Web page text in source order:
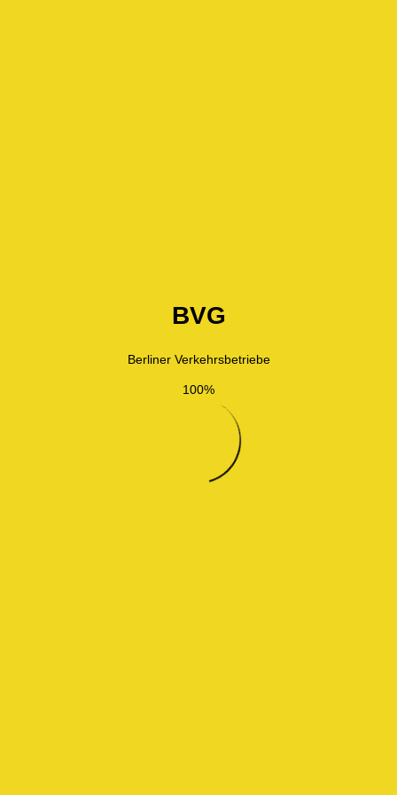
BVG
Berliner Verkehrsbetriebe
100%